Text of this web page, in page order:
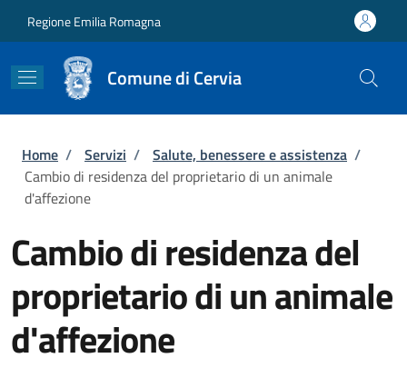
Regione Emilia Romagna
Comune di Cervia
Briciole di pane
Home / Servizi / Salute, benessere e assistenza /
Cambio di residenza del proprietario di un animale
d'affezione
Cambio di residenza del
proprietario di un animale
d'affezione